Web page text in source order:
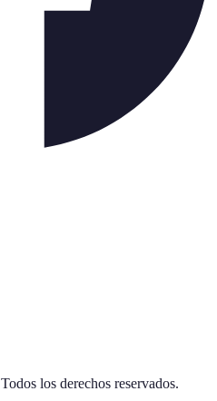
Todos los derechos reservados.